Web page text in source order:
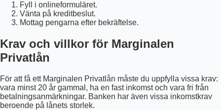
Fyll i onlineformuläret.
Vänta på kreditbeslut.
Mottag pengarna efter bekräftelse.
Krav och villkor för Marginalen
Privatlån
För att få ett Marginalen Privatlån måste du uppfylla vissa krav:
vara minst 20 år gammal, ha en fast inkomst och vara fri från
betalningsanmärkningar. Banken har även vissa inkomstkrav
beroende på lånets storlek.